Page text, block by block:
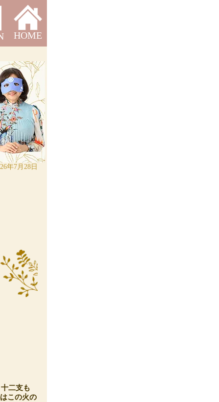
HOME
年7月28日
二支も
この火の